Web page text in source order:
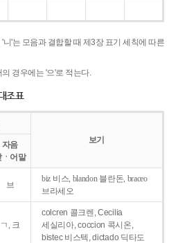
'니'는 모음과 결합할 때 제3장 표기 세칙에 따른
경우에는 '으'로 적는다.
조표
보기
자음
ㆍ어말
브
biz 비스, blandon 블란돈, braceo
브라세오
ㄱ, 크
colcren 콜크렌, Cecilia
세실리아, coccion 콕시온,
bistec 비스텍, dictado 딕타도